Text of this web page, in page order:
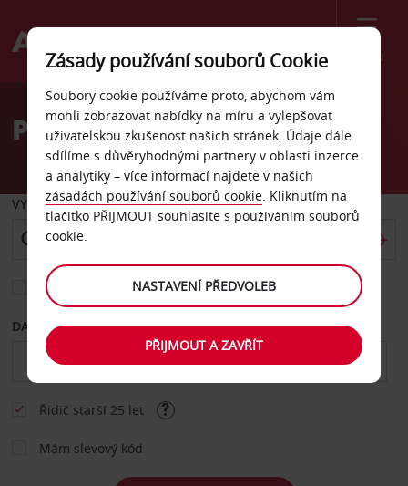
Menu
Welcome
AvisPronájem auta Stamford
VYZVEDNOUT Z
Vyberte si jiné místo vrácení
DATUM OD DATUM DO
Řidič starší 25 let
Mám slevový kód
Zásady používání souborů Cookie
Soubory cookie používáme proto, abychom vám
mohli zobrazovat nabídky na míru a vylepšovat
uživatelskou zkušenost našich stránek. Údaje dále
sdílíme s důvěryhodnými partnery v oblasti inzerce
a analytiky – více informací najdete v našich
zásadách používání souborů cookie. Kliknutím na
tlačítko PŘIJMOUT souhlasíte s používáním souborů
cookie.
NASTAVENÍ PŘEDVOLEB
PŘIJMOUT A ZAVŘÍT